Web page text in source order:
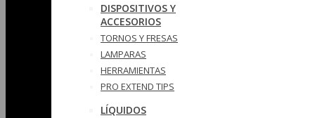
DISPOSITIVOS Y
ACCESORIOS
TORNOS Y FRESAS
LAMPARAS
HERRAMIENTAS
PRO EXTEND TIPS
LÍQUIDOS